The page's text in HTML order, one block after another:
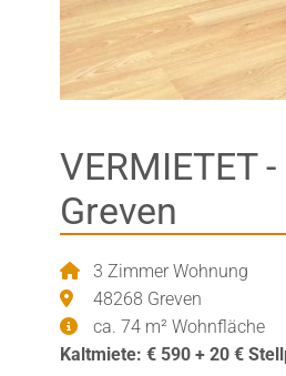
VERMIETET
Greven
3 Zimmer Wohnung
48268 Greven
ca. 74 m² Wohnfläche
Kaltmiete: € 590 + 20 €